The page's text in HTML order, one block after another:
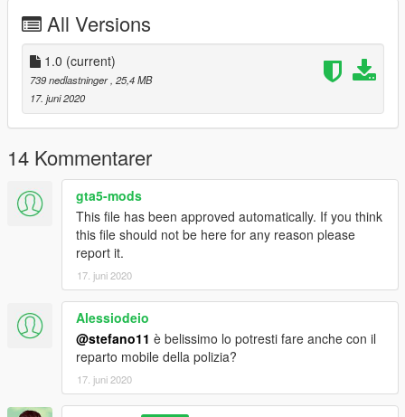
-Leggere il file readme
-Read the readme file
--------------------------------------------------------------------------------
---------------------
CREDITI / CREDITS
--------------------------------------------------------------------------------
Original model: unknown (https://libertycity.net/files/gta-
5/110244-mercedes-sprinter-guardia-civil-grs-els.html)
Skin Carabinieri: stefano11
E' assolutamente vietato utilizzare la livrea o anche solo parti di
essa senza il permesso dell'autore (stefano11)
It is absolutely forbidden to use the livery or even only parts of
it without the author's permission (stefano11)
All Versions
1.0 (current)
739 nedlastninger , 25,4 MB
17. juni 2020
14 Kommentarer
gta5-mods
This file has been approved automatically. If you think
this file should not be here for any reason please
report it.
17. juni 2020
Alessiodeio
@stefano11 è belissimo lo potresti fare anche con il
reparto mobile della polizia?
17. juni 2020